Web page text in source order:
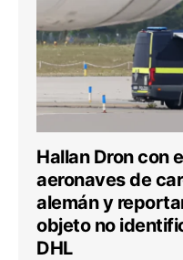
Hallan Dron con
aeronaves de
alemán y
objeto no
DHL